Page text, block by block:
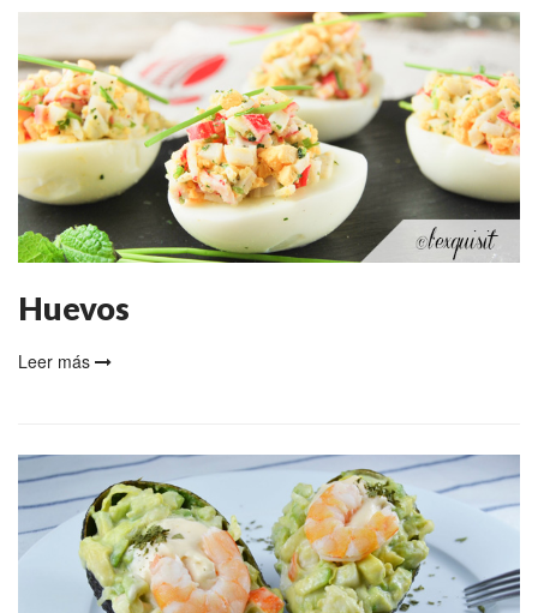
Huevos
Leer más